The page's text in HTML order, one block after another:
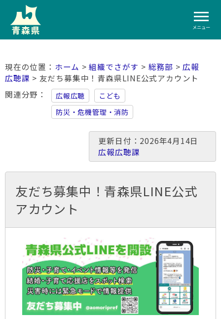
メニュー
ホーム >組織でさがす > 総務部 >広報
広聴課 > 友だち募集中！青森県LINE公式アカウント
関連分野
広報広聴
こども
防災・危機管理・消防
更新日付：2026年4月14日
広報広聴課
友だち募集中！青森県LINE公式
アカウント